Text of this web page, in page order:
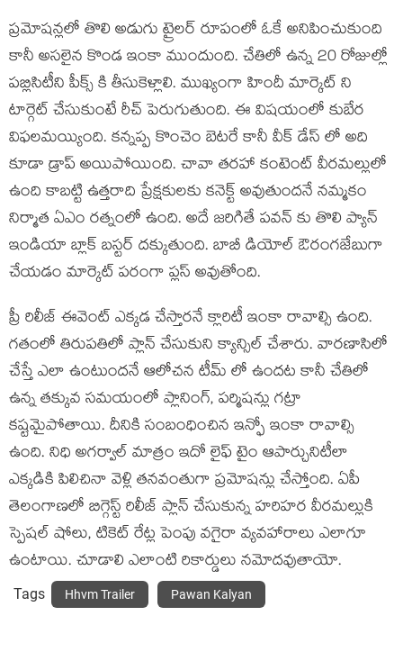
ప్రమోషన్లలో తొలి అడుగు ట్రైలర్ రూపంలో ఓకే అనిపించుకుంది
కానీ అసలైన కొండ ఇంకా ముందుంది. చేతిలో ఉన్న 20 రోజుల్లో
పబ్లిసిటీని పీక్స్ కి తీసుకెళ్లాలి. ముఖ్యంగా హిందీ మార్కెట్ ని
టార్గెట్ చేసుకుంటే రీచ్ పెరుగుతుంది. ఈ విషయంలో కుబేర
విఫలమయ్యింది. కన్నప్ప కొంచెం బెటరే కానీ వీక్ డేస్ లో అది
కూడా డ్రాప్ అయిపోయింది. చావా తరహా కంటెంట్ వీరమల్లులో
ఉంది కాబట్టి ఉత్తరాది ప్రేక్షకులకు కనెక్ట్ అవుతుందనే నమ్మకం
నిర్మాత ఏఎం రత్నంలో ఉంది. అదే జరిగితే పవన్ కు తొలి ప్యాన్
ఇండియా బ్లాక్ బస్టర్ దక్కుతుంది. బాబీ డియోల్ ఔరంగజేబుగా
చేయడం మార్కెట్ పరంగా ప్లస్ అవుతోంది.
ప్రీ రిలీజ్ ఈవెంట్ ఎక్కడ చేస్తారనే క్లారిటీ ఇంకా రావాల్సి ఉంది.
గతంలో తిరుపతిలో ప్లాన్ చేసుకుని క్యాన్సిల్ చేశారు. వారణాసిలో
చేస్తే ఎలా ఉంటుందనే ఆలోచన టీమ్ లో ఉందట కానీ చేతిలో
ఉన్న తక్కువ సమయంలో ప్లానింగ్, పర్మిషన్లు గట్రా
కష్టమైపోతాయి. దీనికి సంబంధించిన ఇన్ఫో ఇంకా రావాల్సి
ఉంది. నిధి అగర్వాల్ మాత్రం ఇదో లైఫ్ టైం ఆపార్చునిటీలా
ఎక్కడికి పిలిచినా వెళ్లి తనవంతుగా ప్రమోషన్లు చేస్తోంది. ఏపీ
తెలంగాణలో బిగ్గెస్ట్ రిలీజ్ ప్లాన్ చేసుకున్న హరిహర వీరమల్లుకి
స్పెషల్ షోలు, టికెట్ రేట్ల పెంపు వగైరా వ్యవహారాలు ఎలాగూ
ఉంటాయి. చూడాలి ఎలాంటి రికార్డులు నమోదవుతాయో.
Tags Hhvm Trailer Pawan Kalyan